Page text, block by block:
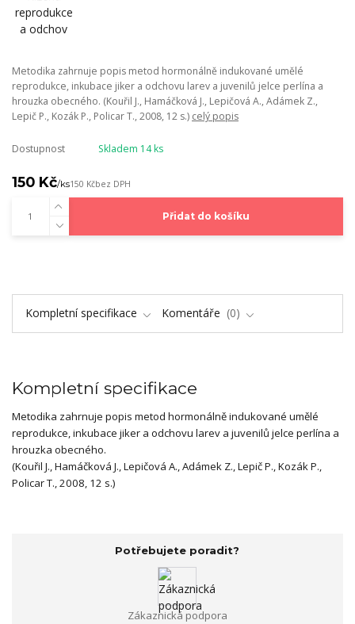
Metodika zahrnuje popis metod hormonálně indukované umělé
reprodukce, inkubace jiker a odchovu larev a juvenilů jelce perlína a
hrouzka obecného. (Kouřil J., Hamáčková J., Lepičová A., Adámek Z.,
Lepič P., Kozák P., Policar T., 2008, 12 s.) celý popis
Dostupnost Skladem 14 ks
150 Kč/ks150 Kčbez DPH
Přidat do košíku
Kompletní specifikace Komentáře 0
Kompletní specifikace
Metodika zahrnuje popis metod hormonálně indukované umělé
reprodukce, inkubace jiker a odchovu larev a juvenilů jelce perlína a
hrouzka obecného.
(Kouřil J., Hamáčková J., Lepičová A., Adámek Z., Lepič P., Kozák P.,
Policar T., 2008, 12 s.)
Potřebujete poradit?
Zákaznická podpora